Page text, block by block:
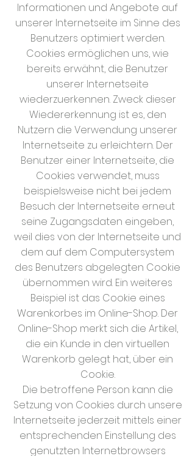
Informationen und Angebote auf
unserer Internetseite im Sinne des
Benutzers optimiert werden.
Cookies ermöglichen uns, wie
bereits erwähnt, die Benutzer
unserer Internetseite
wiederzuerkennen. Zweck dieser
Wiedererkennung ist es, den
Nutzern die Verwendung unserer
Internetseite zu erleichtern. Der
Benutzer einer Internetseite, die
Cookies verwendet, muss
beispielsweise nicht bei jedem
Besuch der Internetseite erneut
seine Zugangsdaten eingeben,
weil dies von der Internetseite und
dem auf dem Computersystem
des Benutzers abgelegten Cookie
übernommen wird. Ein weiteres
Beispiel ist das Cookie eines
Warenkorbes im Online-Shop. Der
Online-Shop merkt sich die Artikel,
die ein Kunde in den virtuellen
Warenkorb gelegt hat, über ein
Cookie.
Die betroffene Person kann die
Setzung von Cookies durch unsere
Internetseite jederzeit mittels einer
entsprechenden Einstellung des
genutzten Internetbrowsers